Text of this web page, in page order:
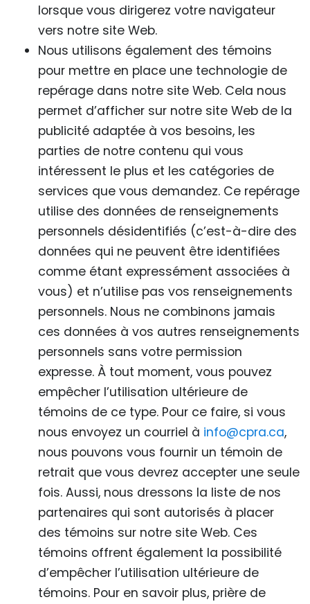
lorsque vous dirigerez votre navigateur
vers notre site Web.
Nous utilisons également des témoins
pour mettre en place une technologie de
repérage dans notre site Web. Cela nous
permet d’afficher sur notre site Web de la
publicité adaptée à vos besoins, les
parties de notre contenu qui vous
intéressent le plus et les catégories de
services que vous demandez. Ce repérage
utilise des données de renseignements
personnels désidentifiés (c’est-à-dire des
données qui ne peuvent être identifiées
comme étant expressément associées à
vous) et n’utilise pas vos renseignements
personnels. Nous ne combinons jamais
ces données à vos autres renseignements
personnels sans votre permission
expresse. À tout moment, vous pouvez
empêcher l’utilisation ultérieure de
témoins de ce type. Pour ce faire, si vous
nous envoyez un courriel à info@cpra.ca,
nous pouvons vous fournir un témoin de
retrait que vous devrez accepter une seule
fois. Aussi, nous dressons la liste de nos
partenaires qui sont autorisés à placer
des témoins sur notre site Web. Ces
témoins offrent également la possibilité
d’empêcher l’utilisation ultérieure de
témoins. Pour en savoir plus, prière de